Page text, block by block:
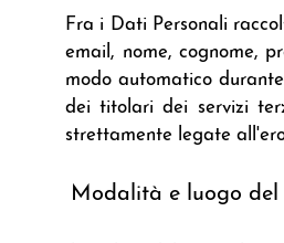
Fra i Dati Personali
email, nome, cognome,
modo automatico
dei titolari dei servizi
strettamente legate
Modalità e luogo